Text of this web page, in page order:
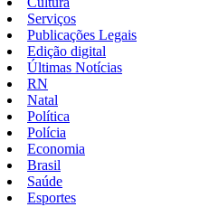
Serviços
Publicações Legais
Edição digital
Últimas Notícias
RN
Natal
Política
Polícia
Economia
Brasil
Saúde
Esportes